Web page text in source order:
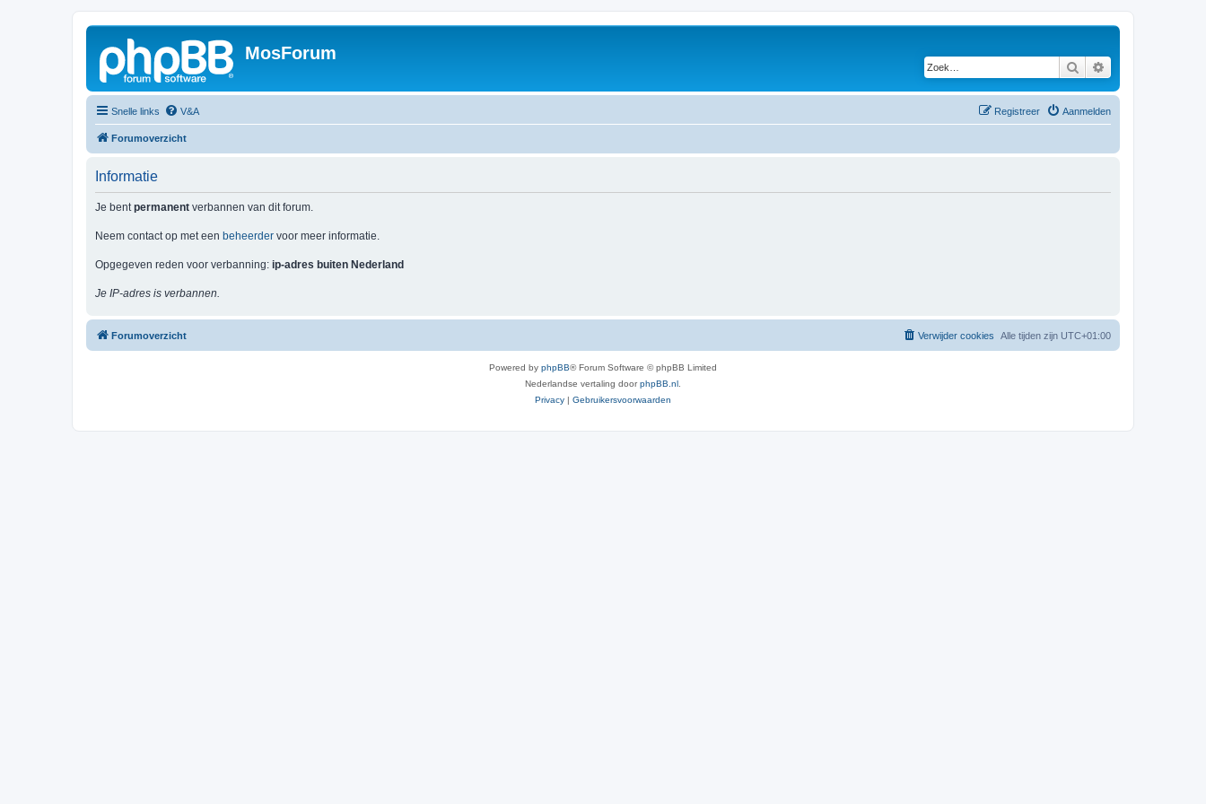
MosForum
Zoek
Snelle links V&A Aanmelden
Registreer
Forumoverzicht
Informatie
Je bentpermanent verbannen van dit forum.
Neem contact op met een beheerder voor meer informatie.
Opgegeven reden voor verbanning: ip-adres buiten Nederland
Je IP-adres is verbannen.
Forumoverzicht Alle tijden zijn UTC+01:00
Verwijder cookies
Powered by phpBB® Forum Software © phpBB Limited
Nederlandse vertaling doorphpBB.nl
Privacy | Gebruikersvoorwaarden